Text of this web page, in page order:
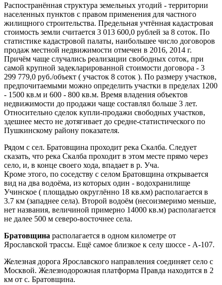
Распостранённая структура земельных угодий - территории
населенных пунктов с правом применения для частного
жилищного строительства. Предельная учтённая кадастровая
стоимость земли считается 3 013 600,0 рублей за 8 соток. По
статистике кадастровой палаты, наибольшее число договоров
продаж местной недвижимости отмечен в 2016, 2014 г.
Причём чаще случались реализации свободных соток, при
самой крупной задекларированной стоимости договора - 3
299 779,0 руб./объект ( участок 8 соток ). По размеру участков,
предпочитаемыми можно определить участки в пределах 1200
- 1500 кв.м и 600 - 800 кв.м. Время владения объектов
недвижимости до продажи чаще составлял больше 3 лет.
Относительно сделок купли-продажи свободных участков,
здешнее место не дотягивает до средне-статистического по
Пушкинскому району показателя.
Рядом с сел. Братовщина проходит река Скалба. Следует
сказать, что река Скалба проходит в этом месте прямо через
село, и, в конце своего хода, впадает в р. Уча.
Кроме этого, по соседству с селом Братовщина открывается
вид на два водоёма, из которых один - водохранилище
Учинское ( площадью округлённо 18 кв.км) располагается в
3.7 км (западнее села). Второй водоём (несоизмеримо меньше,
нет названия, величиной примерно 14000 кв.м) располагается
не далее 500 м северо-восточнее села.
Братовщина располагается в одном километре от
Ярославской трассы. Ещё самое близкое к селу шоссе - A-107.
Железная дорога Ярославского направления соединяет село с
Москвой. Железнодорожная платформа Правда находится в 2
км от с. Братовщина.